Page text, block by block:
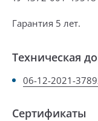
Гарантия 5 лет.
Техническая
06-12-2021-
Сертификаты